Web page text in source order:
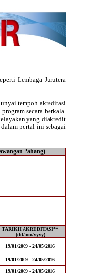
Lembaga Jurutera
tempoh akreditasi
secara berkala.
yang diakredit
portal ini sebagai
Pahang)
TARIKH AKREDITASI**
(dd/mm/yyyy)
19/01/2009 - 24/05/2016
19/01/2009 - 24/05/2016
19/01/2009 - 24/05/2016